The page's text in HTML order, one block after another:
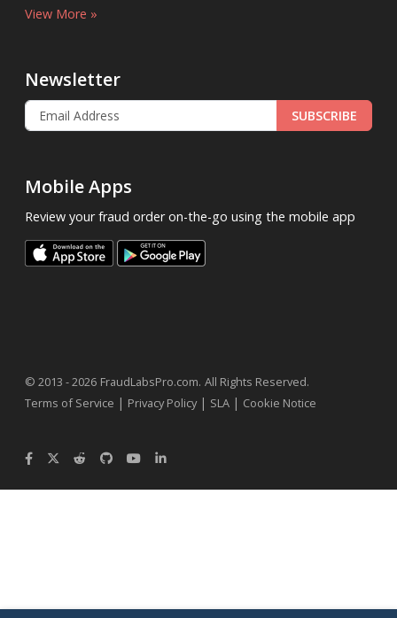
View More »
Newsletter
SUBSCRIBE
Mobile Apps
Review your fraud order on-the-go using the mobile app
© 2013 - 2026 FraudLabsPro.com. All Rights Reserved.
Terms of Service | Privacy Policy| SLA | Cookie Notice